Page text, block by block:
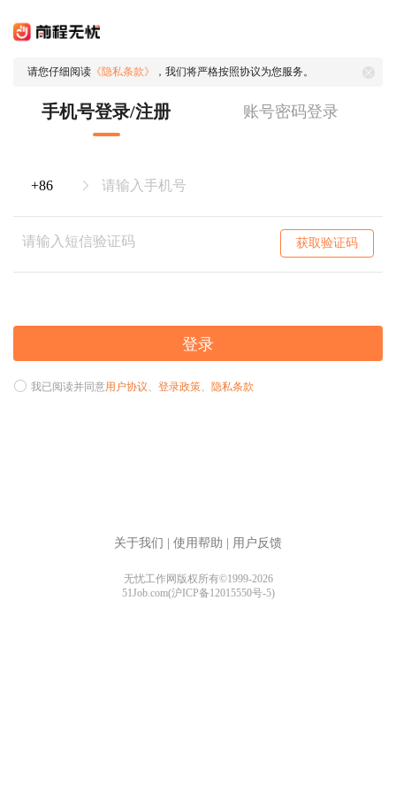
请您仔细阅读 《隐私条款》 ，我们将严格按照协议为您服务。
手机号登录/注册 账号密码登录
获取验证码
登录
我已阅读并同意用户协议、 登录政策、 隐私条款
关于我们 使用帮助 用户反馈
无忧工作网版权所有©1999-2026
51Job.com(沪ICP备12015550号-5)